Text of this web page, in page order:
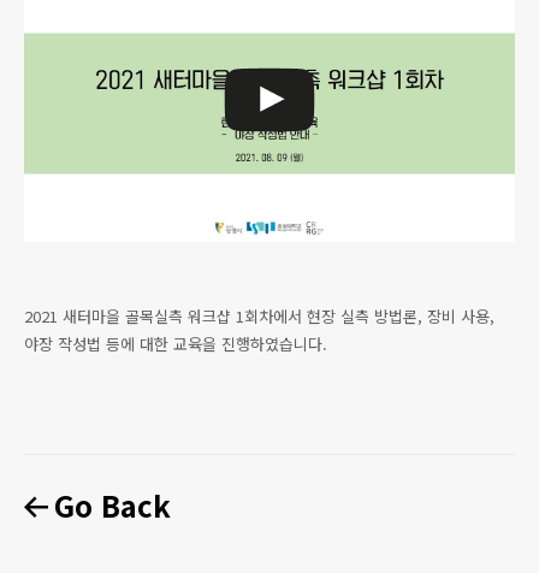
2021 새터마을 골목실측 워크샵 1회차에서 현장 실측 방법론, 장비 사용,
야장 작성법 등에 대한 교육을 진행하였습니다.
Go Back